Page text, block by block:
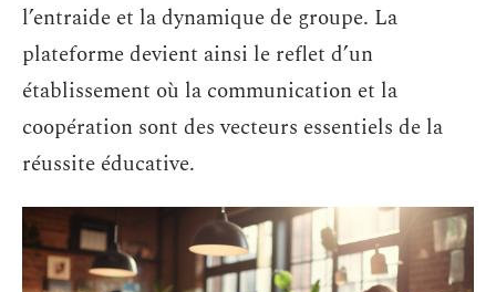
l’entraide et la dynamique de groupe. La
plateforme devient ainsi le reflet d’un
établissement où la communication et la
coopération sont des vecteurs essentiels de la
réussite éducative.